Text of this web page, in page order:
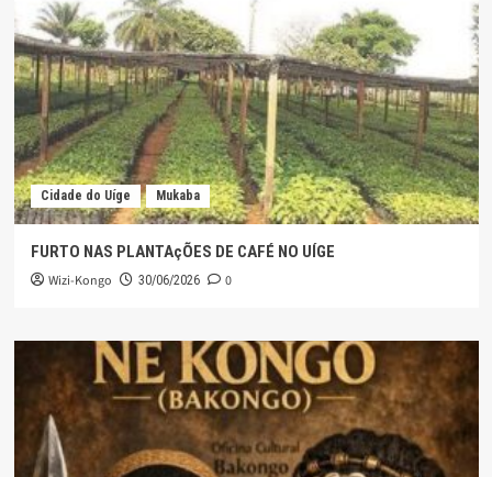
Cidade do Uíge Mukaba
FURTO NAS PLANTAçÕES DE CAFÉ NO UÍGE
Wizi-Kongo 30/06/2026 0